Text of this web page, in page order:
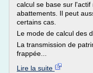
calcul se base sur
abattements. Il peut
certains cas.
Le mode de calcul des
La transmission de
frappée...
Lire la suite